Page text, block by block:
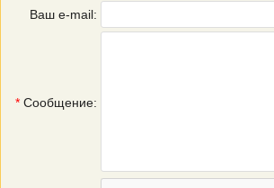
Ваш e-mail:
* Сообщение: